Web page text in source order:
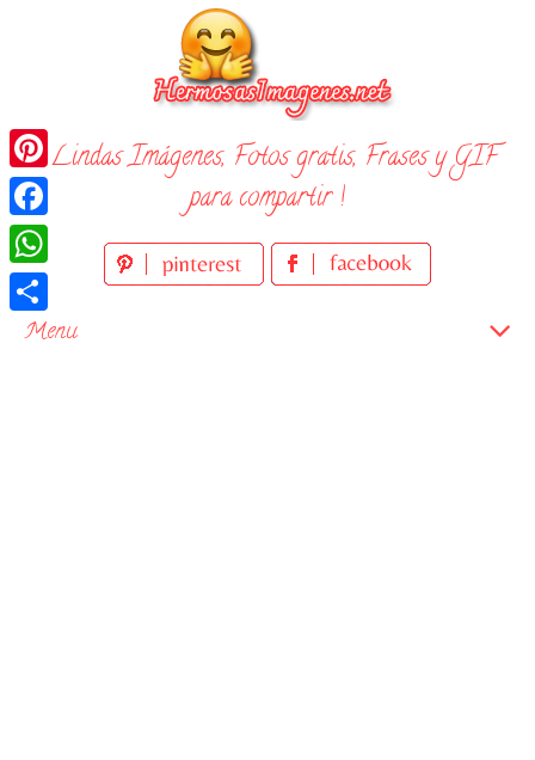
¡ Lindas Imágenes, Fotos gratis, Frases y GIF
para compartir !
Menu
Pinterest
Facebook
WhatsApp
Compartir